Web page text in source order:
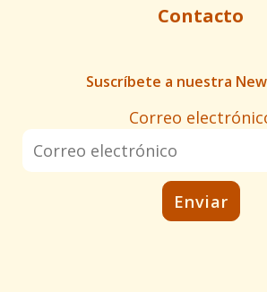
Contacto
Suscríbete a nuestra
Correo